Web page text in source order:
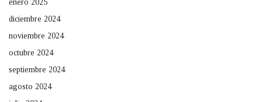
enero 2025
diciembre 2024
noviembre 2024
octubre 2024
septiembre 2024
agosto 2024